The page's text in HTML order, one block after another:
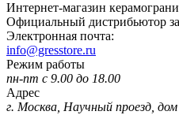
Интернет-магазин
Официальный дистрибьютор
Электронная почта:
info@gresstore.ru
Режим работы
пн-пт с 9.00 до 18.00
Адрес
г. Москва, Научный проезд,